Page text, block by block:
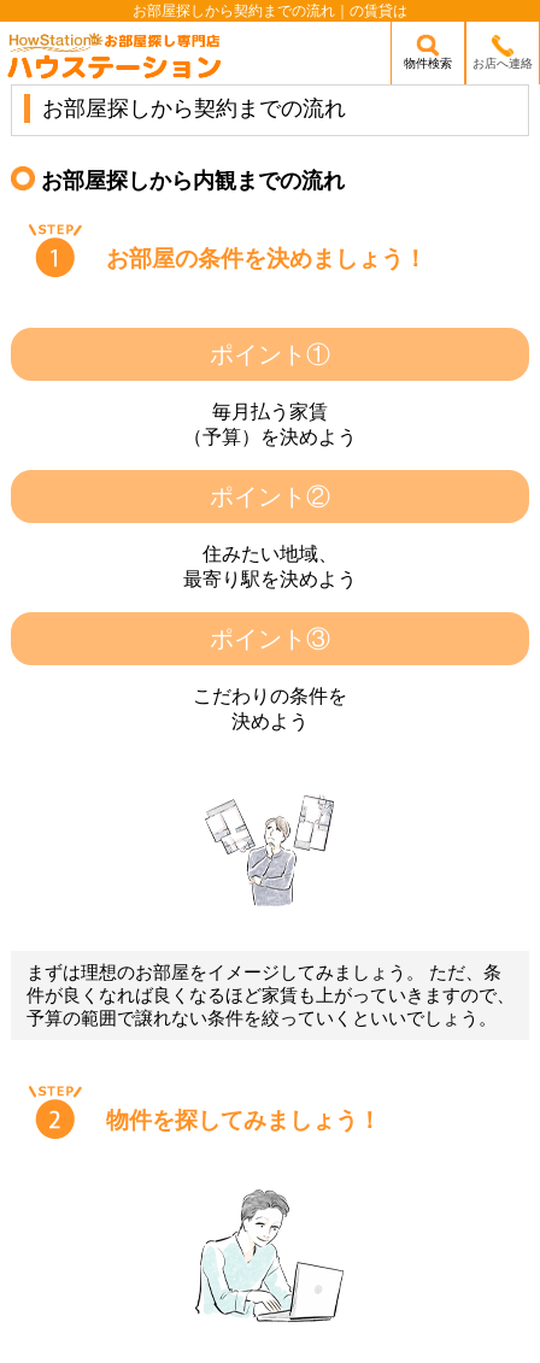
お部屋探しから契約までの流れ｜の賃貸は
/mobile_img/head-logo.png
物件検索 お店へ連絡